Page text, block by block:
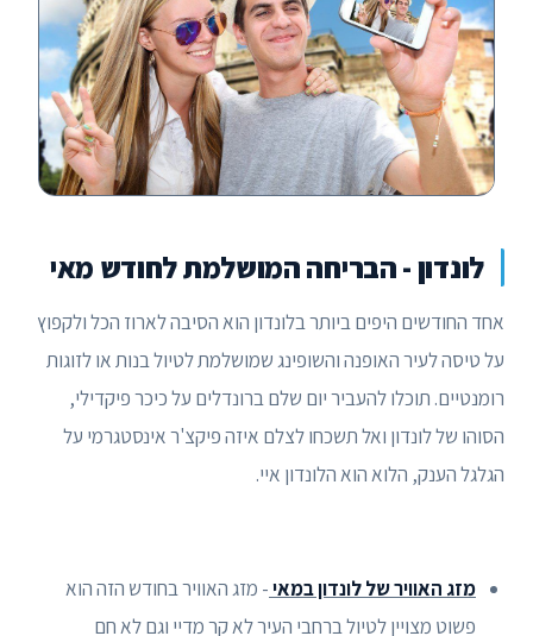
לונדון - הבריחה המושלמת לחודש מאי
אחד החודשים היפים ביותר בלונדון הוא הסיבה לארוז הכל ולקפוץ
על טיסה לעיר האופנה והשופינג שמושלמת לטיול בנות או לזוגות
רומנטיים. תוכלו להעביר יום שלם ברונדלים על כיכר פיקדילי,
הסוהו של לונדון ואל תשכחו לצלם איזה פיקצ'ר אינסטגרמי על
הגלגל הענק, הלוא הוא הלונדון איי.
מזג האוויר של לונדון במאי- מזג האוויר בחודש הזה הוא
פשוט מצויין לטיול ברחבי העיר לא קר מדיי וגם לא חם